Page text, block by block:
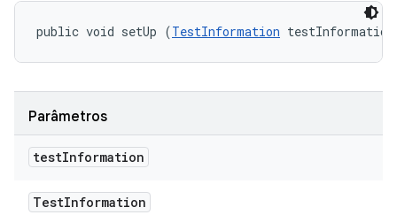
public void setUp (TestInformation
Parâmetros
testInformation
TestInformation